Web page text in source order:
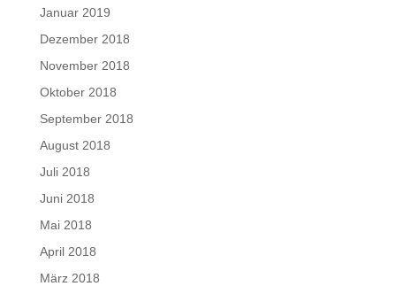
Januar 2019
Dezember 2018
November 2018
Oktober 2018
September 2018
August 2018
Juli 2018
Juni 2018
Mai 2018
April 2018
März 2018